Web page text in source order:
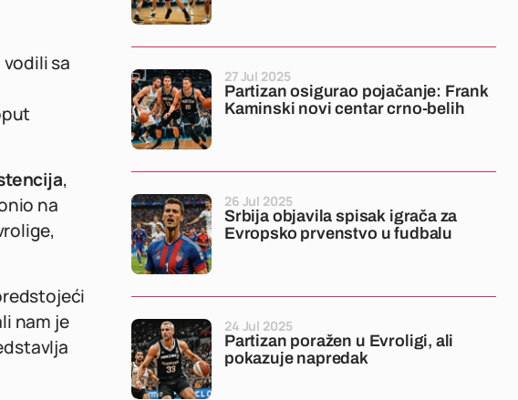
sa
,
na
nam je
Partizan osigurao pojačanje: Frank
Kaminski novi centar crno-belih
27 Jul 2025
Srbija objavila spisak igrača za
Evropsko prvenstvo u fudbalu
26 Jul 2025
Partizan poražen u Evroligi, ali
pokazuje napredak
24 Jul 2025